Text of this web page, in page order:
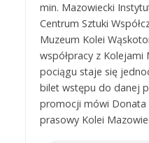
min. Mazowiecki
Centrum Sztuki
Muzeum Kolei
współpracy z Kolejami
pociągu staje się
bilet wstępu do danej
promocji mówi Donata
prasowy Kolei